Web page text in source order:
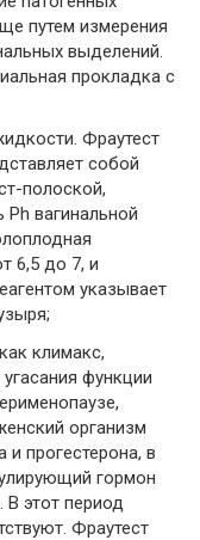
путем измерения
выделений.
прокладка с
Фраутест
собой
полоской,
Ph вагинальной
6,5 до 7, и
указывает
климакс,
функции
организм
и прогестерона, в
гормон
В этот период
Фраутест